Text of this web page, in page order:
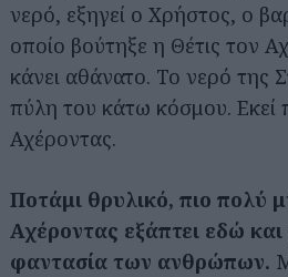
νερό, εξηγεί ο Χρήστος, ο
οποίο βούτηξε η Θέτις τον
κάνει αθάνατο. Το νερό της
πύλη του κάτω κόσμου. Εκεί
Αχέροντας.
Ποτάμι θρυλικό, πιο πολύ
Αχέροντας εξάπτει εδώ και
φαντασία των ανθρώπων.